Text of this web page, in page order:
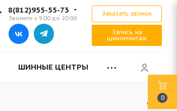
8(812)955-55-73
Звоните с 9:00 до 20:00
Заказать звонок
Запись на
шиномонтаж
ШИННЫЕ ЦЕНТРЫ
0